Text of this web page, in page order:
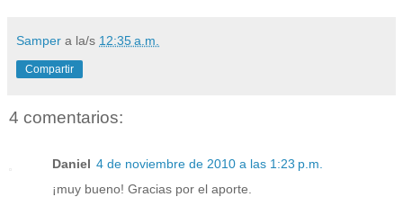
Samper a la/s 12:35 a.m.
Compartir
4 comentarios:
Daniel 4 de noviembre de 2010 a las 1:23 p.m.
¡muy bueno! Gracias por el aporte.